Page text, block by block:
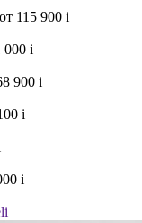
от 115 900 i
000 i
900 i
i
i